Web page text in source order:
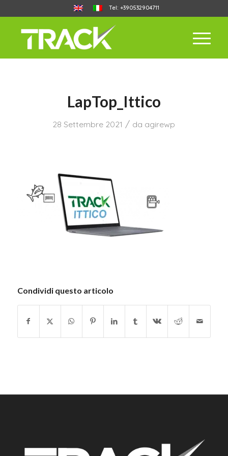
Tel: +390532904711
LapTop_Ittico
28 Settembre 2021 / da agirewp
Condividi questo articolo